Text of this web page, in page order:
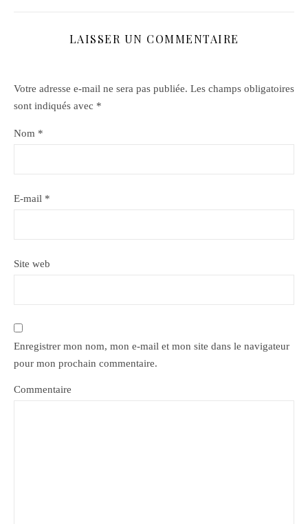
LAISSER UN COMMENTAIRE
Votre adresse e-mail ne sera pas publiée. Les champs obligatoires
sont indiqués avec *
Nom *
E-mail *
Site web
Enregistrer mon nom, mon e-mail et mon site dans le navigateur
pour mon prochain commentaire.
Commentaire